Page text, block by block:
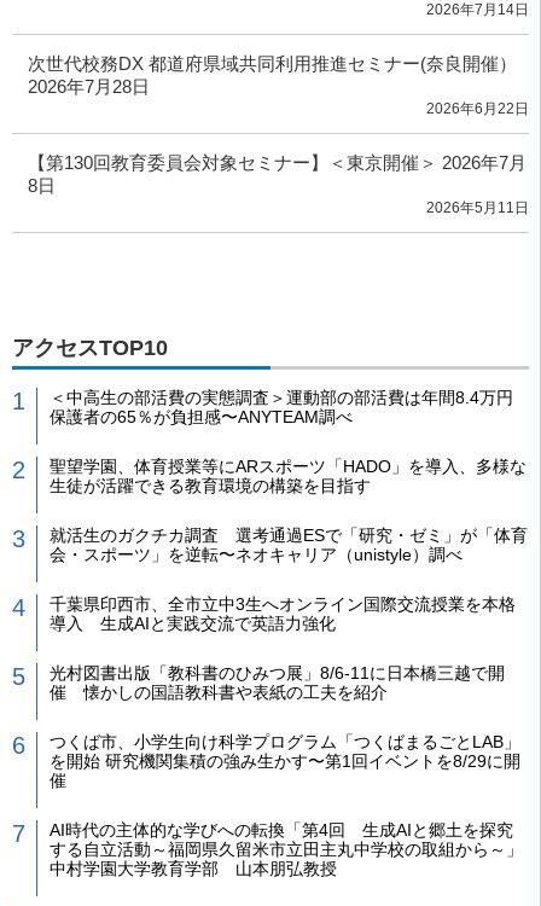
2026年7月14日
次世代校務DX 都道府県域共同利用推進セミナー(奈良開催）
2026年7月28日
2026年6月22日
【第130回教育委員会対象セミナー】＜東京開催＞ 2026年7月
8日
2026年5月11日
アクセスTOP10
＜中高生の部活費の実態調査＞運動部の部活費は年間8.4万円
保護者の65％が負担感〜ANYTEAM調べ
聖望学園、体育授業等にARスポーツ「HADO」を導入、多様な
生徒が活躍できる教育環境の構築を目指す
就活生のガクチカ調査 選考通過ESで「研究・ゼミ」が「体育
会・スポーツ」を逆転〜ネオキャリア（unistyle）調べ
千葉県印西市、全市立中3生へオンライン国際交流授業を本格
導入 生成AIと実践交流で英語力強化
光村図書出版「教科書のひみつ展」8/6-11に日本橋三越で開
催 懐かしの国語教科書や表紙の工夫を紹介
つくば市、小学生向け科学プログラム「つくばまるごとLAB」
を開始 研究機関集積の強み生かす〜第1回イベントを8/29に開
催
AI時代の主体的な学びへの転換「第4回 生成AIと郷土を探究
する自立活動～福岡県久留米市立田主丸中学校の取組から～」
中村学園大学教育学部 山本朋弘教授